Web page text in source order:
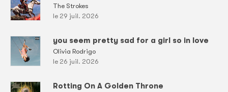
The Strokes
le 29 juil. 2026
you seem pretty sad for a girl so in love
Olivia Rodrigo
le 26 juil. 2026
Rotting On A Golden Throne